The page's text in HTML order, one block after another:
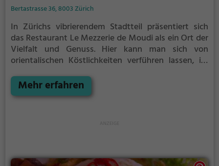
Bertastrasse 36, 8003 Zürich
In Zürichs vibrierendem Stadtteil präsentiert sich
das Restaurant Le Mezzerie de Moudi als ein Ort der
Vielfalt und Genuss. Hier kann man sich von
orientalischen Köstlichkeiten verführen lassen, im
bei einer Tasse Kaffee und köstlichem Kuchen
entspannen. Auch für Cocktail-Liebhaber ist gesorgt.
Mehr erfahren